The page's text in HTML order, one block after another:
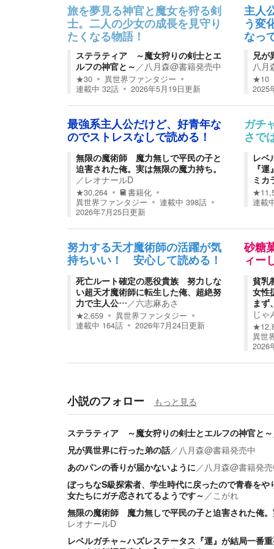
旅を夢見る神官と魔女を狩る剣
士。二人の少女の成長を見守り
たくなる物語！
ステラティア ～魔女狩りの剣士とエ
ルフの神官と～ ／ 八月森@書籍発売中
★30
異世界ファンタジー
連載中 32話 2026年5月19日更新
主人
う変
なっ
兄が
八月
★10
2025
最強系主人公だけど、好青年な
のでストレスなしで読める！
無限の魔術師 魔力無しで平民の子と
迫害された俺。実は無限の魔力持ち。
／ レオナールD
★30,264
書籍化
異世界ファンタジー
連載中 398話
2026年7月25日更新
ガチ
さで
レベ
『
ミ
★
連載
努力する天才魔術師の活躍が気
持ちいい！ 安心して読める！
死亡ルート確定の悪役貴族 努力しな
い超天才魔術師に転生した俺、超絶努
力で主人公…／六志麻あさ
★2,659
異世界ファンタジー
連載中 164話 2026年7月24日更新
砂糖
ィー
貧乳
女性
ま
じゃ
★
異世
2026
小説のフォロー もっと見る
ステラティア ～魔女狩りの剣士とエルフの神官と～
兄が異世界に行った弟の話／ 八月森@書籍発売中
あのパンの香りが届かないように／ 八月森@書籍発
ぼっちなS級探索者、学生時代に戻ったので青春を
女たちにガチ恋されてるようです～ ／ こがれ
無限の魔術師 魔力無しで平民の子と迫害された俺
レオナールD
レベルガチャ～ハズレステータス『運』が結局一番